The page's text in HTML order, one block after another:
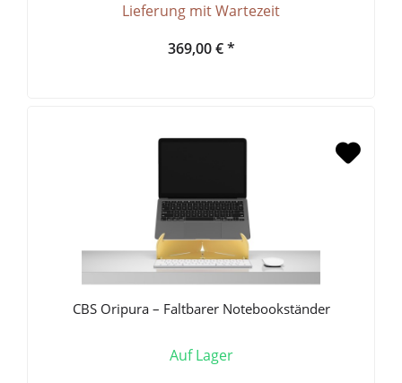
Lieferung mit Wartezeit
369,00 € *
CBS Oripura – Faltbarer Notebookständer
Auf Lager